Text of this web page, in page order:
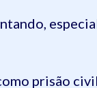
prisão